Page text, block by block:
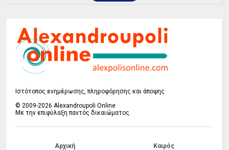
Ιστότοπος ενημέρωσης, πληροφόρησης και άποψης
© 2009-2026 Alexandroupoli Online
Με την επιφύλαξη παντός δικαιώματος.
Αρχική Καιρός